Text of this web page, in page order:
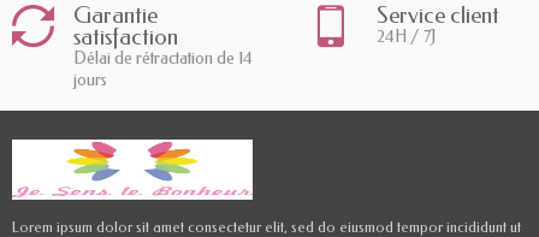
Garantie
satisfaction
Délai de rétractation de 14
jours
Service client
24H / 7J
Lorem ipsum dolor sit amet consectetur elit, sed do eiusmod tempor incididunt ut